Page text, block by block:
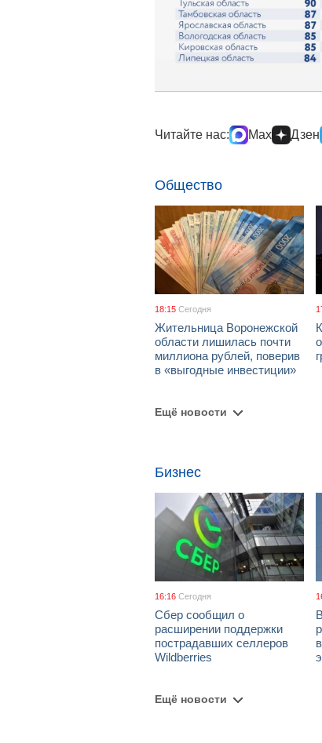
Читайте нас: Max Дзен
Общество
18:15 Сегодня
Жительница Воронежской
области лишилась почти
миллиона рублей, поверив
в «выгодные инвестиции»
Ещё новости
Бизнес
16:16 Сегодня
Сбер сообщил о
расширении поддержки
пострадавших селлеров
Wildberries
Ещё новости